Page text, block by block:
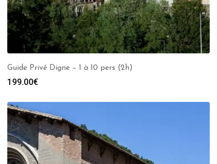
Guide Privé Digne – 1 à 10 pers (2h)
199.00€